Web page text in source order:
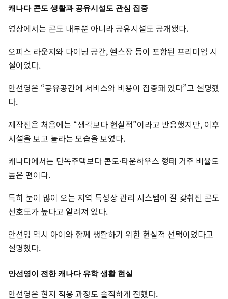
캐나다 콘도 생활과 공유시설도 관심 집중
영상에서는 콘도 내부뿐 아니라 공유시설도 공개됐다.
오피스 라운지와 다이닝 공간, 헬스장 등이 포함된 프리미엄 시
설이었다.
안선영은 “공유공간에 서비스와 비용이 집중돼 있다”고 설명했
다.
제작진은 처음에는 “생각보다 현실적”이라고 반응했지만, 이후
시설을 보고 놀라는 모습을 보였다.
캐나다에서는 단독주택보다 콘도·타운하우스 형태 거주 비율도
높은 편이다.
특히 눈이 많이 오는 지역 특성상 관리 시스템이 잘 갖춰진 콘도
선호도가 높다고 알려져 있다.
안선영 역시 아이와 함께 생활하기 위한 현실적 선택이었다고
설명했다.
안선영이 전한 캐나다 유학 생활 현실
안선영은 현지 적응 과정도 솔직하게 전했다.